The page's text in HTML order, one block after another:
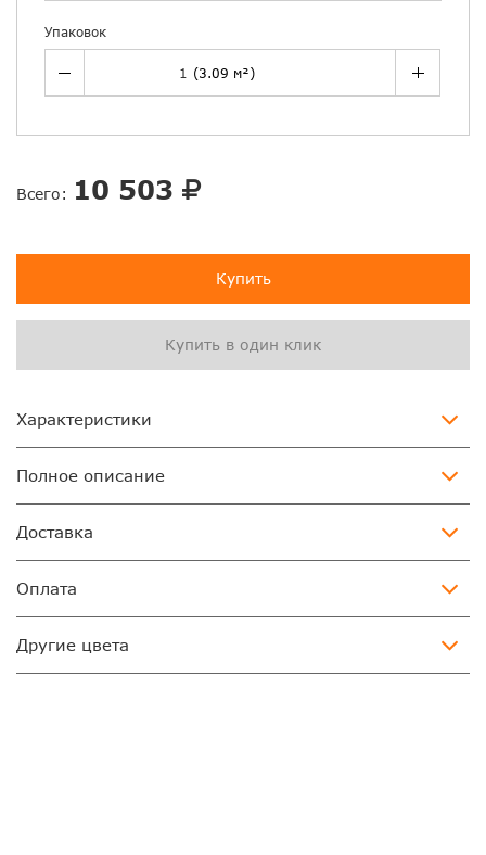
Упаковок
Всего: 10 503
Купить
Купить в один клик
Характеристики
Полное описание
Доставка
Оплата
Другие цвета